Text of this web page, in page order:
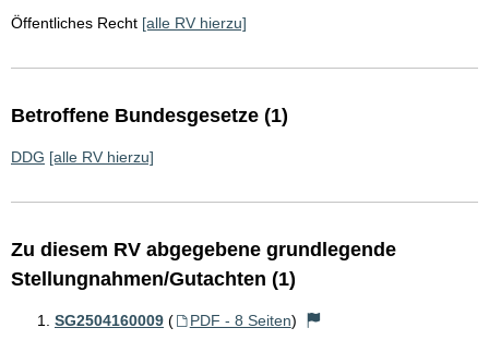
Öffentliches Recht [alle RV hierzu]
Betroffene Bundesgesetze (1)
DDG [alle RV hierzu]
Zu diesem RV abgegebene grundlegende
Stellungnahmen/Gutachten (1)
SG2504160009 ( PDF - 8 Seiten)